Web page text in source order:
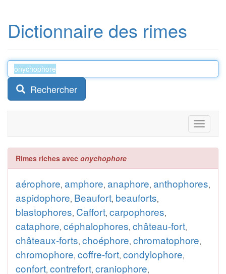
Dictionnaire des rimes
Rechercher
Toggle
Rimes riches avec onychophore
aérophore, amphore, anaphore, anthophores,
aspidophore, Beaufort, beauforts,
blastophores, Caffort, carpophores,
cataphore, céphalophores, château-fort,
châteaux-forts, choéphore, chromatophore,
chromophore, coffre-fort, condylophore,
confort, contrefort, craniophore,